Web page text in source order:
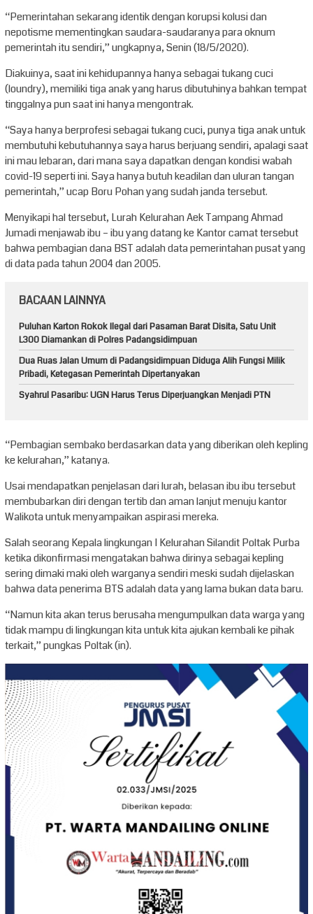
“Pemerintahan sekarang identik dengan korupsi kolusi dan
nepotisme mementingkan saudara-saudaranya para oknum
pemerintah itu sendiri,” ungkapnya, Senin (18/5/2020).
Diakuinya, saat ini kehidupannya hanya sebagai tukang cuci
(loundry), memiliki tiga anak yang harus dibutuhinya bahkan tempat
tinggalnya pun saat ini hanya mengontrak.
“Saya hanya berprofesi sebagai tukang cuci, punya tiga anak untuk
membutuhi kebutuhannya saya harus berjuang sendiri, apalagi saat
ini mau lebaran, dari mana saya dapatkan dengan kondisi wabah
covid-19 seperti ini. Saya hanya butuh keadilan dan uluran tangan
pemerintah,” ucap Boru Pohan yang sudah janda tersebut.
Menyikapi hal tersebut, Lurah Kelurahan Aek Tampang Ahmad
Jumadi menjawab ibu – ibu yang datang ke Kantor camat tersebut
bahwa pembagian dana BST adalah data pemerintahan pusat yang
di data pada tahun 2004 dan 2005.
BACAAN LAINNYA
Puluhan Karton Rokok Ilegal dari Pasaman Barat Disita, Satu Unit
L300 Diamankan di Polres Padangsidimpuan
Dua Ruas Jalan Umum di Padangsidimpuan Diduga Alih Fungsi Milik
Pribadi, Ketegasan Pemerintah Dipertanyakan
Syahrul Pasaribu: UGN Harus Terus Diperjuangkan Menjadi PTN
“Pembagian sembako berdasarkan data yang diberikan oleh kepling
ke kelurahan,” katanya.
Usai mendapatkan penjelasan dari lurah, belasan ibu ibu tersebut
membubarkan diri dengan tertib dan aman lanjut menuju kantor
Walikota untuk menyampaikan aspirasi mereka.
Salah seorang Kepala lingkungan I Kelurahan Silandit Poltak Purba
ketika dikonfirmasi mengatakan bahwa dirinya sebagai kepling
sering dimaki maki oleh warganya sendiri meski sudah dijelaskan
bahwa data penerima BTS adalah data yang lama bukan data baru.
“Namun kita akan terus berusaha mengumpulkan data warga yang
tidak mampu di lingkungan kita untuk kita ajukan kembali ke pihak
terkait,” pungkas Poltak (in).